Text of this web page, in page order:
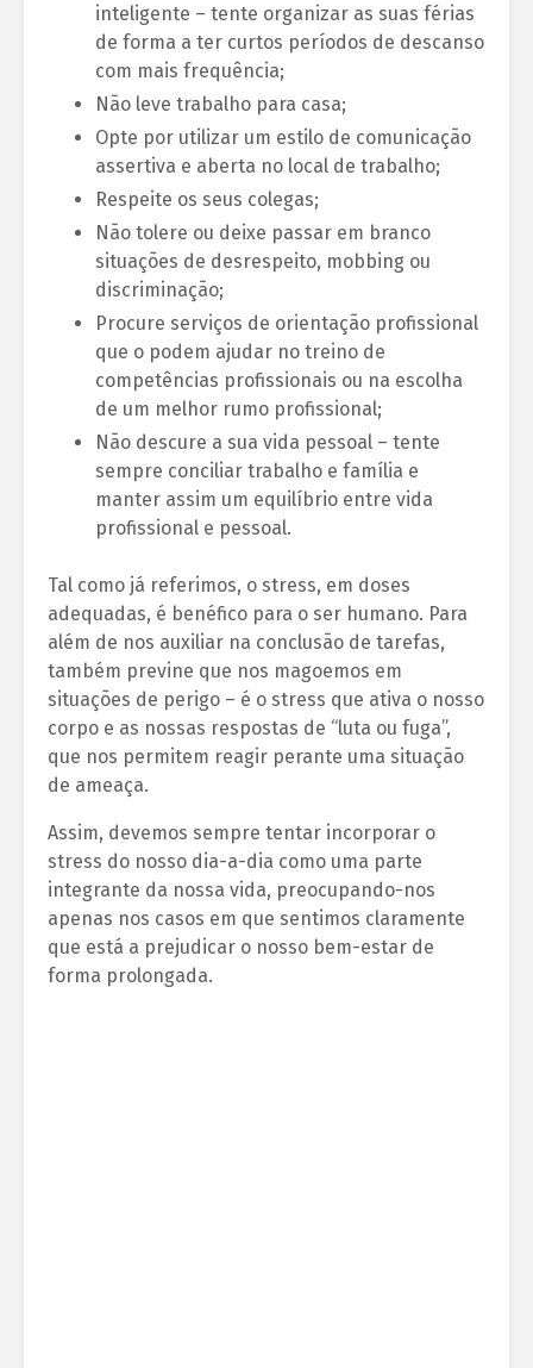
inteligente – tente organizar as suas férias
de forma a ter curtos períodos de descanso
com mais frequência;
Não leve trabalho para casa;
Opte por utilizar um estilo de comunicação
assertiva e aberta no local de trabalho;
Respeite os seus colegas;
Não tolere ou deixe passar em branco
situações de desrespeito, mobbing ou
discriminação;
Procure serviços de orientação profissional
que o podem ajudar no treino de
competências profissionais ou na escolha
de um melhor rumo profissional;
Não descure a sua vida pessoal – tente
sempre conciliar trabalho e família e
manter assim um equilíbrio entre vida
profissional e pessoal.
Tal como já referimos, o stress, em doses
adequadas, é benéfico para o ser humano. Para
além de nos auxiliar na conclusão de tarefas,
também previne que nos magoemos em
situações de perigo – é o stress que ativa o nosso
corpo e as nossas respostas de “luta ou fuga”,
que nos permitem reagir perante uma situação
de ameaça.
Assim, devemos sempre tentar incorporar o
stress do nosso dia-a-dia como uma parte
integrante da nossa vida, preocupando-nos
apenas nos casos em que sentimos claramente
que está a prejudicar o nosso bem-estar de
forma prolongada.